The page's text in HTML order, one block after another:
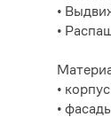
•
•
•
•